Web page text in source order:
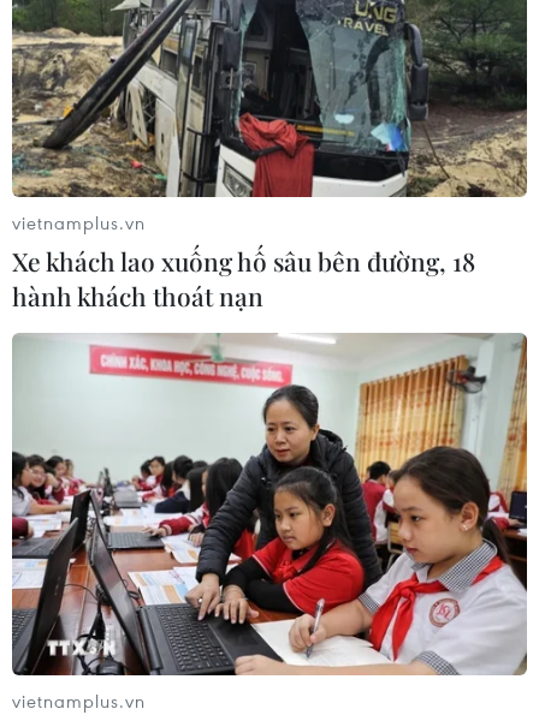
vietnamplus.vn
Xe khách lao xuống hố sâu bên đường, 18
hành khách thoát nạn
vietnamplus.vn